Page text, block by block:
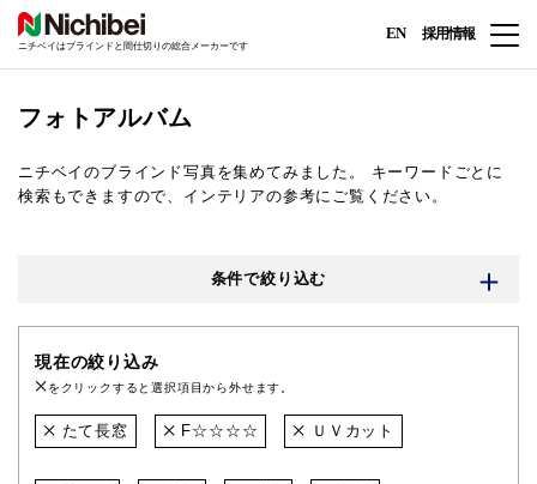
ニチベイはブラインドと間仕切りの総合メーカーです
EN 採用情報
フォトアルバム
ニチベイのブラインド写真を集めてみました。
キーワードごとに
検索もできますので、インテリアの参考にご覧ください。
条件で絞り込む
現在の絞り込み
をクリックすると選択項目から外せます。
たて長窓 F☆☆☆☆ ＵＶカット